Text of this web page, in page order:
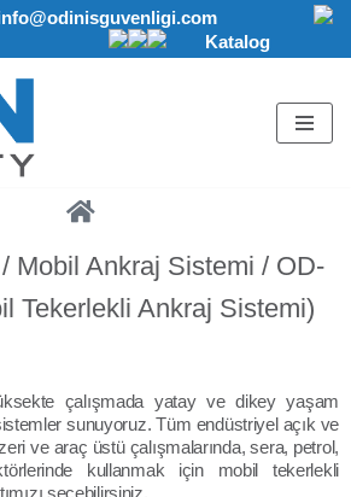
Katalog
Mobil Ankraj Sistemi / OD-
Tekerlekli Ankraj Sistemi)
çalışmada yatay ve dikey yaşam
sunuyoruz. Tüm endüstriyel açık ve
ve araç üstü çalışmalarında, sera, petrol,
kullanmak için mobil tekerlekli